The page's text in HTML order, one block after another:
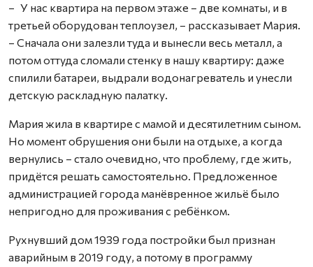
– У нас квартира на первом этаже – две комнаты, и в
третьей оборудован теплоузел, – рассказывает Мария.
– Сначала они залезли туда и вынесли весь металл, а
потом оттуда сломали стенку в нашу квартиру: даже
спилили батареи, выдрали водонагреватель и унесли
детскую раскладную палатку.
Мария жила в квартире с мамой и десятилетним сыном.
Но момент обрушения они были на отдыхе, а когда
вернулись – стало очевидно, что проблему, где жить,
придётся решать самостоятельно. Предложенное
администрацией города манёвренное жильё было
непригодно для проживания с ребёнком.
Рухнувший дом 1939 года постройки был признан
аварийным в 2019 году, а потому в программу